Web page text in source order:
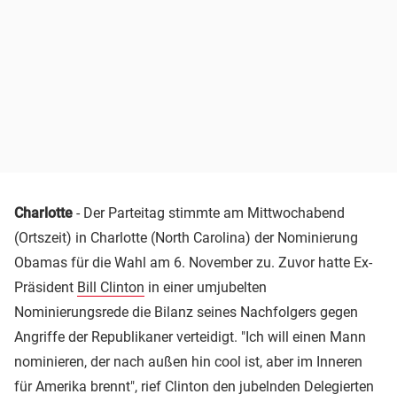
Charlotte - Der Parteitag stimmte am Mittwochabend
(Ortszeit) in Charlotte (North Carolina) der Nominierung
Obamas für die Wahl am 6. November zu. Zuvor hatte Ex-
Präsident Bill Clinton in einer umjubelten
Nominierungsrede die Bilanz seines Nachfolgers gegen
Angriffe der Republikaner verteidigt. "Ich will einen Mann
nominieren, der nach außen hin cool ist, aber im Inneren
für Amerika brennt", rief Clinton den jubelnden Delegierten